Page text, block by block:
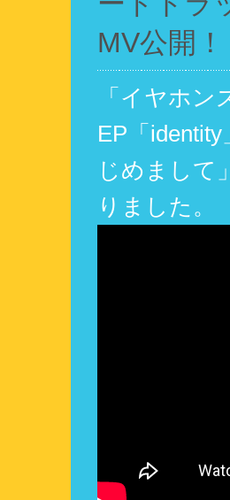
MV公開！
「イヤホン
EP「
じめまして
りました。